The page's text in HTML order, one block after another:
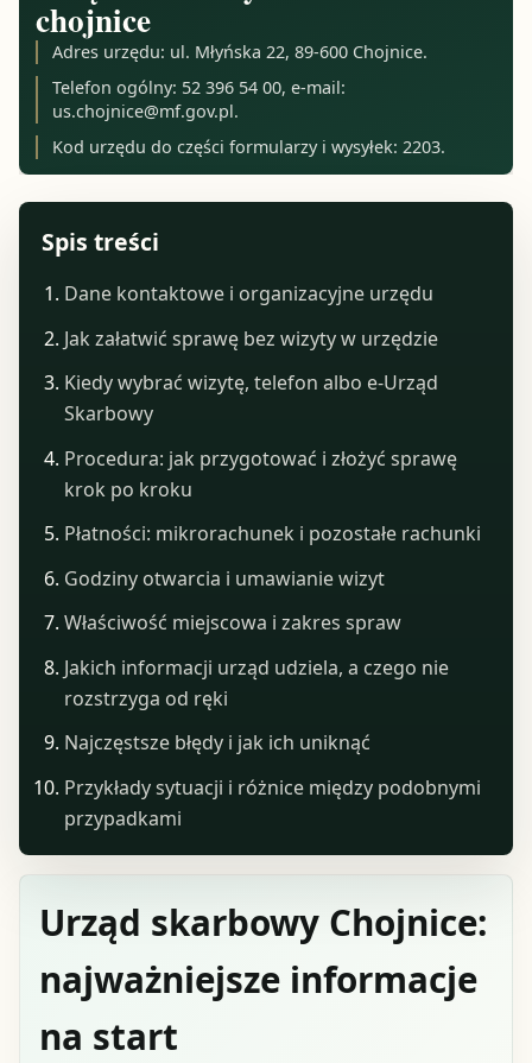
chojnice
Adres urzędu: ul. Młyńska 22, 89-600 Chojnice.
Telefon ogólny: 52 396 54 00, e-mail:
us.chojnice@mf.gov.pl.
Kod urzędu do części formularzy i wysyłek: 2203.
Urząd skarbowy Chojnice:
najważniejsze informacje
na start
Spis treści
Dane kontaktowe i organizacyjne urzędu
Jak załatwić sprawę bez wizyty w urzędzie
Kiedy wybrać wizytę, telefon albo e-Urząd
Skarbowy
Procedura: jak przygotować i złożyć sprawę
krok po kroku
Płatności: mikrorachunek i pozostałe rachunki
Godziny otwarcia i umawianie wizyt
Właściwość miejscowa i zakres spraw
Jakich informacji urząd udziela, a czego nie
rozstrzyga od ręki
Najczęstsze błędy i jak ich uniknąć
Przykłady sytuacji i różnice między podobnymi
przypadkami